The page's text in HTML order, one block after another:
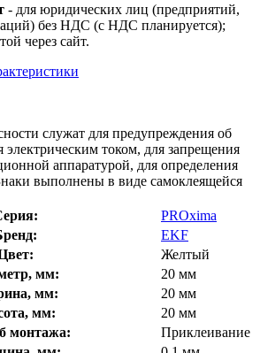
- для юридических лиц (предприятий,
без НДС (с НДС планируется);
через сайт.
служат для предупреждения об
электрическим током, для запрещения
аппаратурой, для определения
выполнены в виде самоклеящейся
PROxima
EKF
Желтый
мм:
20 мм
мм:
20 мм
мм:
20 мм
монтажа:
Приклеивание